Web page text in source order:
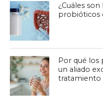
¿Cuáles
probióticos
Por qué los
un aliado
tratamiento